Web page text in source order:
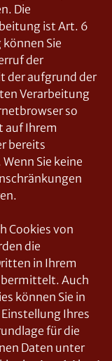
Die
ist Art. 6
können Sie
der
der aufgrund der
Verarbeitung
so
auf Ihrem
bereits
Sie keine
Cookies von
die
in Ihrem
Auch
können Sie in
Ihres
für die
Daten unter